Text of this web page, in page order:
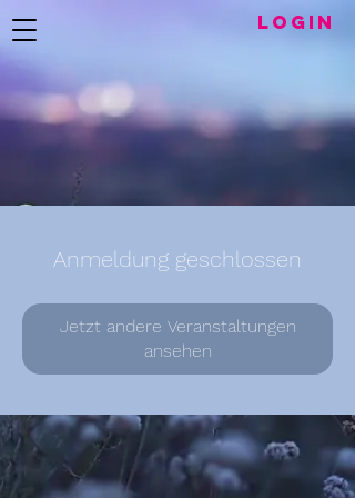
LogIN
Anmeldung geschlossen
Jetzt andere Veranstaltungen
ansehen